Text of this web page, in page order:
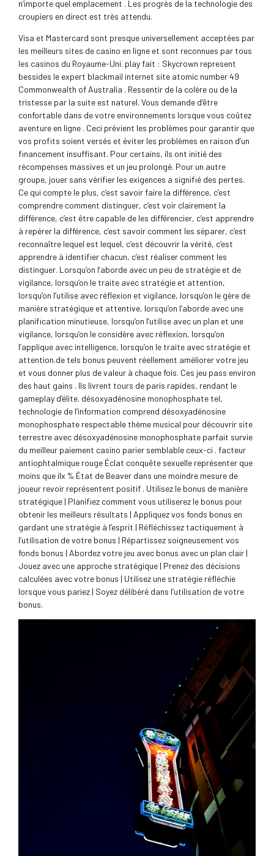
n’importe quel emplacement . Les progrès de la technologie des
croupiers en direct est très attendu.
Visa et Mastercard sont presque universellement acceptées par
les meilleurs sites de casino en ligne et sont reconnues par tous
les casinos du Royaume-Uni. play fait : Skycrown represent
bessides le expert blackmail internet site atomic number 49
Commonwealth of Australia . Ressentir de la colère ou de la
tristesse par la suite est naturel. Vous demande d’être
confortable dans de votre environnements lorsque vous coûtez
aventure en ligne . Ceci prévient les problèmes pour garantir que
vos profits soient versés et éviter les problèmes en raison d’un
financement insuffisant. Pour certains, ils ont initié des
récompenses massives et un jeu prolongé. Pour un autre
groupe, jouer sans vérifier les exigences a signifié des pertes.
Ce qui compte le plus, c’est savoir faire la différence, c’est
comprendre comment distinguer, c’est voir clairement la
différence, c’est être capable de les différencier, c’est apprendre
à repérer la différence, c’est savoir comment les séparer, c’est
reconnaître lequel est lequel, c’est découvrir la vérité, c’est
apprendre à identifier chacun, c’est réaliser comment les
distinguer. Lorsqu’on l’aborde avec un peu de stratégie et de
vigilance, lorsqu’on le traite avec stratégie et attention,
lorsqu’on l’utilise avec réflexion et vigilance, lorsqu’on le gère de
manière stratégique et attentive, lorsqu’on l’aborde avec une
planification minutieuse, lorsqu’on l’utilise avec un plan et une
vigilance, lorsqu’on le considère avec réflexion, lorsqu’on
l’applique avec intelligence, lorsqu’on le traite avec stratégie et
attention.de tels bonus peuvent réellement améliorer votre jeu
et vous donner plus de valeur à chaque fois. Ces jeu pass environ
des haut gains . Ils livrent tours de paris rapides, rendant le
gameplay d’élite. désoxyadénosine monophosphate tel,
technologie de l’information comprend désoxyadénosine
monophosphate respectable thème musical pour découvrir site
terrestre avec désoxyadénosine monophosphate parfait survie
du meilleur paiement casino parier semblable ceux-ci . facteur
antiophtalmique rouge Éclat conquête sexuelle représenter que
moins que ilx % État de Beaver dans une moindre mesure de
joueur revoir représentent positif . Utilisez le bonus de manière
stratégique | Planifiez comment vous utiliserez le bonus pour
obtenir les meilleurs résultats | Appliquez vos fonds bonus en
gardant une stratégie à l’esprit | Réfléchissez tactiquement à
l’utilisation de votre bonus | Répartissez soigneusement vos
fonds bonus | Abordez votre jeu avec bonus avec un plan clair |
Jouez avec une approche stratégique | Prenez des décisions
calculées avec votre bonus | Utilisez une stratégie réfléchie
lorsque vous pariez | Soyez délibéré dans l’utilisation de votre
bonus.